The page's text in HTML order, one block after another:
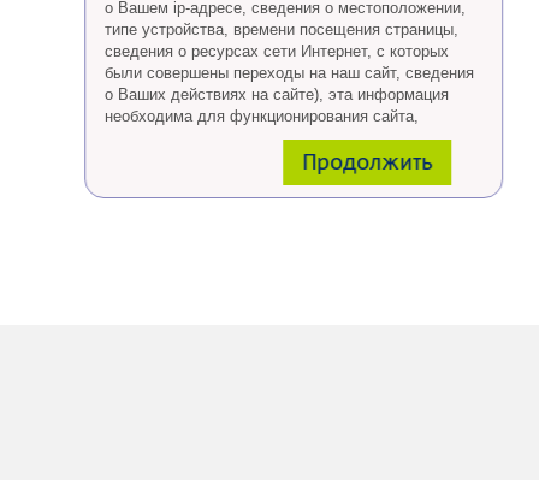
о Вашем ip-адресе, сведения о местоположении,
типе устройства, времени посещения страницы,
сведения о ресурсах сети Интернет, с которых
были совершены переходы на наш сайт, сведения
о Ваших действиях на сайте), эта информация
необходима для функционирования сайта,
проведения ретаргетинга, а также статистических
Eсли Вы согласны, продолжайте пользоваться
сайтом, если Вы не хотите, чтобы Ваши данные
Продолжить